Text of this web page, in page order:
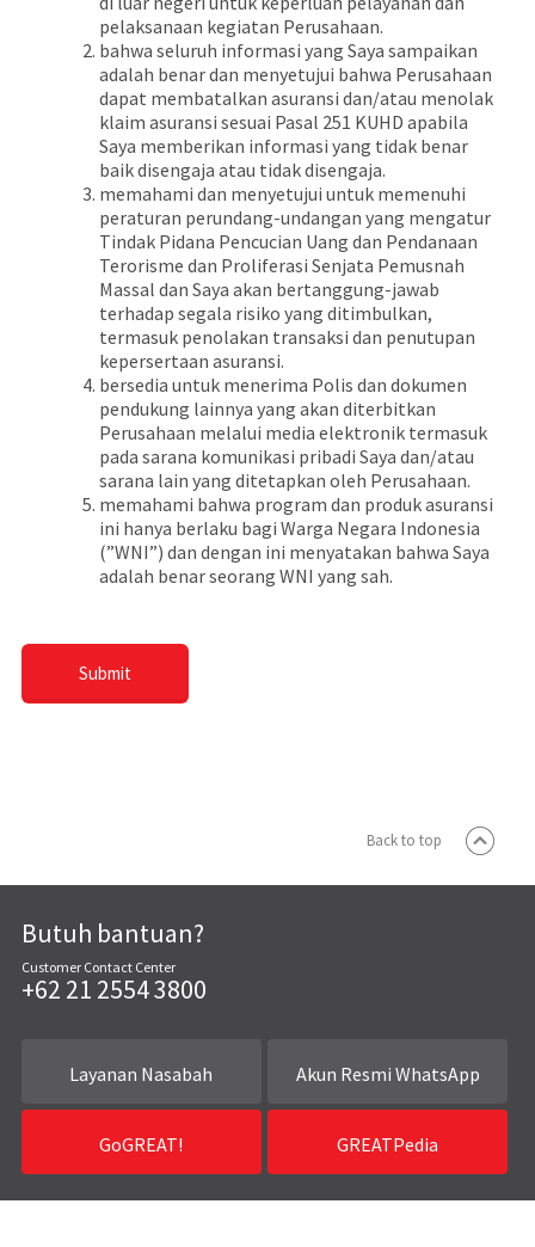
pelaksanaan kegiatan Perusahaan.
bahwa seluruh informasi yang Saya sampaikan
adalah benar dan menyetujui bahwa Perusahaan
dapat membatalkan asuransi dan/atau menolak
klaim asuransi sesuai Pasal 251 KUHD apabila
Saya memberikan informasi yang tidak benar
baik disengaja atau tidak disengaja.
memahami dan menyetujui untuk memenuhi
peraturan perundang-undangan yang mengatur
Tindak Pidana Pencucian Uang dan Pendanaan
Terorisme dan Proliferasi Senjata Pemusnah
Massal dan Saya akan bertanggung-jawab
terhadap segala risiko yang ditimbulkan,
termasuk penolakan transaksi dan penutupan
kepersertaan asuransi.
bersedia untuk menerima Polis dan dokumen
pendukung lainnya yang akan diterbitkan
Perusahaan melalui media elektronik termasuk
pada sarana komunikasi pribadi Saya dan/atau
sarana lain yang ditetapkan oleh Perusahaan.
memahami bahwa program dan produk asuransi
ini hanya berlaku bagi Warga Negara Indonesia
(”WNI”) dan dengan ini menyatakan bahwa Saya
adalah benar seorang WNI yang sah.
Back to top
Butuh bantuan?
Customer Contact Center
+62 21 2554 3800
Layanan Nasabah Akun Resmi WhatsApp
GoGREAT! GREATPedia